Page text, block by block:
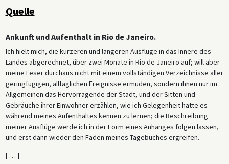
Quelle
Ankunft und Aufenthalt in Rio de Janeiro.
Ich hielt mich, die kürzeren und längeren Ausflüge in das Innere des
Landes abgerechnet, über zwei Monate in Rio de Janeiro auf; will aber
meine Leser durchaus nicht mit einem vollständigen Verzeichnisse aller
geringfügigen, alltäglichen Ereignisse ermüden, sondern ihnen nur im
Allgemeinen das Hervorragende der Stadt, und der Sitten und
Gebräuche ihrer Einwohner erzählen, wie ich Gelegenheit hatte es
während meines Aufenthaltes kennen zu lernen; die Beschreibung
meiner Ausflüge werde ich in der Form eines Anhanges folgen lassen,
und erst dann wieder den Faden meines Tagebuches ergreifen.
[ … ]